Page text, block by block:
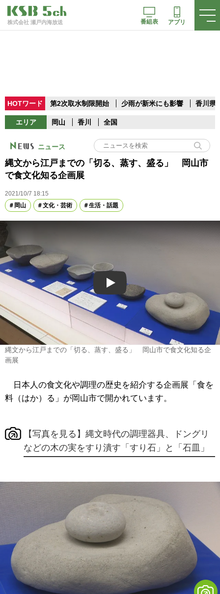
株式会社 瀬戸内海放送 番組表 アプリ
HOTワード 第2次取水制限開始 少雨が新米にも影響 香川県
エリア 岡山 香川 全国
ニュース
縄文から江戸までの「切る、蒸す、盛る」 岡山市
で食文化知る企画展
2021/10/7 18:15
岡山
文化・芸術 生活・話題
Play
縄文から江戸までの「切る、蒸す、盛る」 岡山市で食文化知る企
画展
日本人の食文化や調理の歴史を紹介する企画展「食を
料（はか）る」が岡山市で開かれています。
【写真を見る】縄文時代の調理器具、ドングリ
などの木の実をすり潰す「すり石」と「石皿」